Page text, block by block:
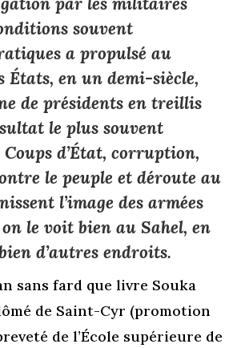
souvent
a propulsé au
États, en un demi-siècle,
de présidents en treillis
le plus souvent
d’État, corruption,
le peuple et déroute au
l’image des armées
le voit bien au Sahel, en
d’autres endroits.
sans fard que livre Souka
de Saint-Cyr (promotion
de l’École supérieure de